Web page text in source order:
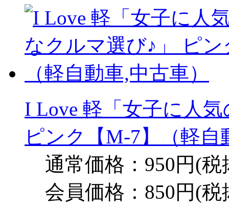
I Love 軽「女子に人
ピンク【M-7】（軽自
通常価格：950円(税
会員価格：850円(税